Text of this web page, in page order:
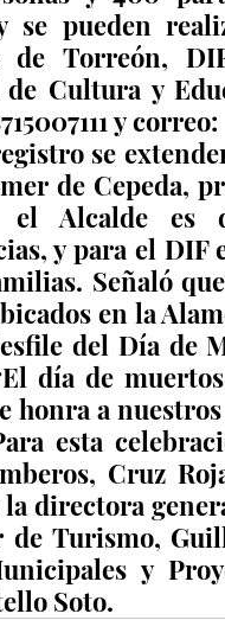
se pueden
de Torreón,
Cultura y
y correo:
se
de Cepeda,
el Alcalde es
y para el
Señaló
en la
del Día de
día de
honra a
esta
Cruz
directora
Turismo,
y
Soto.